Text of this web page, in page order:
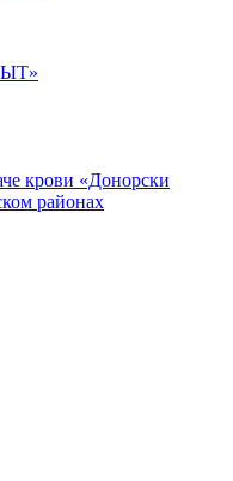
крови «Донорски
районах